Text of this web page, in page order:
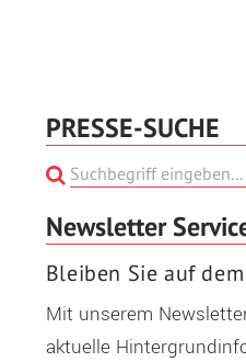
PRESSE-SUCHE
Newsletter
Bleiben Sie auf
Mit unserem
aktuelle